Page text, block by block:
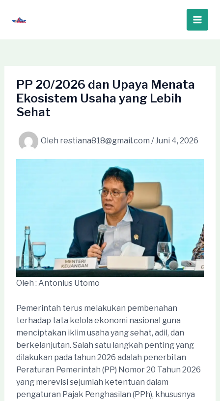
Main
PP 20/2026 dan Upaya Menata
Ekosistem Usaha yang Lebih
Sehat
Oleh restiana818@gmail.com /Juni 4, 2026
Oleh : Antonius Utomo
Pemerintah terus melakukan pembenahan
terhadap tata kelola ekonomi nasional guna
menciptakan iklim usaha yang sehat, adil, dan
berkelanjutan. Salah satu langkah penting yang
dilakukan pada tahun 2026 adalah penerbitan
Peraturan Pemerintah (PP) Nomor 20 Tahun 2026
yang merevisi sejumlah ketentuan dalam
pengaturan Pajak Penghasilan (PPh), khususnya